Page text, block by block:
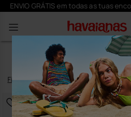
Subscreveaquie aproveita o
Filtroeordenar